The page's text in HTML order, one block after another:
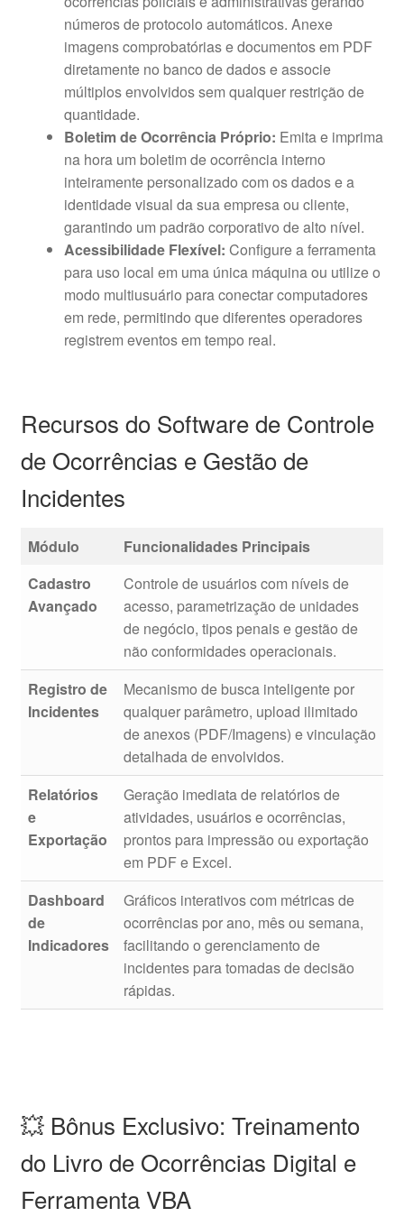
números de protocolo automáticos. Anexe
imagens comprobatórias e documentos em PDF
diretamente no banco de dados e associe
múltiplos envolvidos sem qualquer restrição de
quantidade.
Boletim de Ocorrência Próprio: Emita e imprima
na hora um boletim de ocorrência interno
inteiramente personalizado com os dados e a
identidade visual da sua empresa ou cliente,
garantindo um padrão corporativo de alto nível.
Acessibilidade Flexível: Configure a ferramenta
para uso local em uma única máquina ou utilize o
modo multiusuário para conectar computadores
em rede, permitindo que diferentes operadores
registrem eventos em tempo real.
Recursos do Software de Controle
de Ocorrências e Gestão de
Incidentes
Módulo
Funcionalidades Principais
Cadastro
Avançado
Controle de usuários com níveis de
acesso, parametrização de unidades
de negócio, tipos penais e gestão de
não conformidades operacionais.
Registro de
Incidentes
Mecanismo de busca inteligente por
qualquer parâmetro, upload ilimitado
de anexos (PDF/Imagens) e vinculação
detalhada de envolvidos.
Relatórios
e
Exportação
Geração imediata de relatórios de
atividades, usuários e ocorrências,
prontos para impressão ou exportação
em PDF e Excel.
Dashboard
de
Indicadores
Gráficos interativos com métricas de
ocorrências por ano, mês ou semana,
facilitando o gerenciamento de
incidentes para tomadas de decisão
rápidas.
💥 Bônus Exclusivo: Treinamento
do Livro de Ocorrências Digital e
Ferramenta VBA